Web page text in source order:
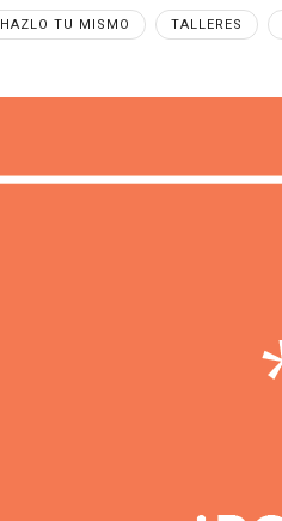
HAZLO TU MISMO TALLERES